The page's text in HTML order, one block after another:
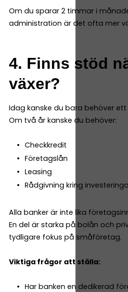
Om du sparar 2 timmar i
administration är det ofta mer
4. Finns stöd
växer?
Idag kanske du bara behöver ett
Om två år kanske du behöver:
Checkkredit
Företagslån
Leasing
Rådgivning kring
Alla banker är inte lika
En del är starka på bolån och
tydligare fokus på småföretag.
Viktiga frågor att ställa:
Har banken en dedikerad